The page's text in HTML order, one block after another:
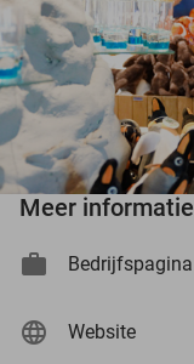
Meer informatie
Bedrijfspagina
Website